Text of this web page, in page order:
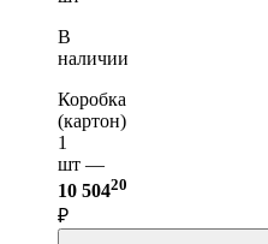
В
наличии
Коробка
(картон)
1
шт —
10 50420
₽